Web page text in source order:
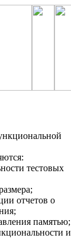
тестовых
отчетов о
памятью;
и